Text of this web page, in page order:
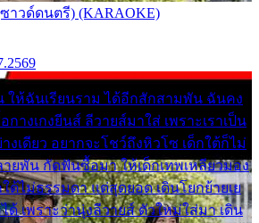
าวด์ดนตรี) (KARAOKE)
ให้ฉันเรียนราม ได้อีกสักสามพัน ฉันคง
กางเกงยีนส์ ลีวายส์มาใส่ เพราะเราเป็น
งเดียว อยากจะโชว์ถึงหิวโซ เด็กใต้ก็ไม่
ยพัน กัดฟันซื้อมา ให้เด็กเทพเหลียวมอง
ต้ไม่ธรรมดา แต่สุดยอด เดินโยกย้ายเย
ด้ เพราะว่านุ่งลีวายส์ ตัวใหม่ใส่มา เดิน